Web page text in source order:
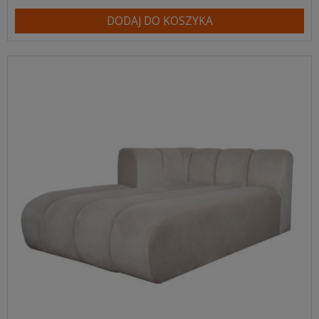
DODAJ DO KOSZYKA